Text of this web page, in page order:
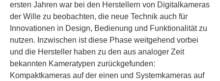
ersten Jahren war bei den Herstellern von Digitalkameras
der Wille zu beobachten, die neue Technik auch für
Innovationen in Design, Bedienung und Funktionalität zu
nutzen. Inzwischen ist diese Phase weitgehend vorbei
und die Hersteller haben zu den aus analoger Zeit
bekannten Kameratypen zurückgefunden:
Kompaktkameras auf der einen und Systemkameras auf